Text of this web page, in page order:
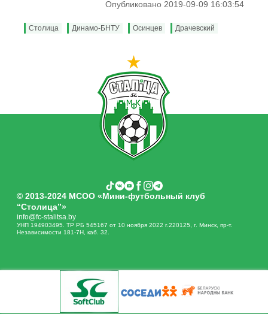
Опубликовано 2019-09-09 16:03:54
Столица Динамо-БНТУ Осинцев Драчевский
© 2013-2024 МСОО «Мини-футбольный клуб
“Столица”»
info@fc-stalitsa.by
УНП 194903495. ТР РБ 545167 от 10 ноября 2022 г.220125, г. Минск, пр-т.
Независимости 181-7Н, каб. 32.